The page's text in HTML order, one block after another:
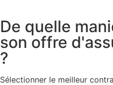
De quelle
son offre
?
Sélectionner le meilleur